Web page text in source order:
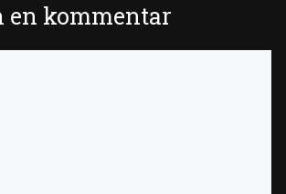
en kommentar